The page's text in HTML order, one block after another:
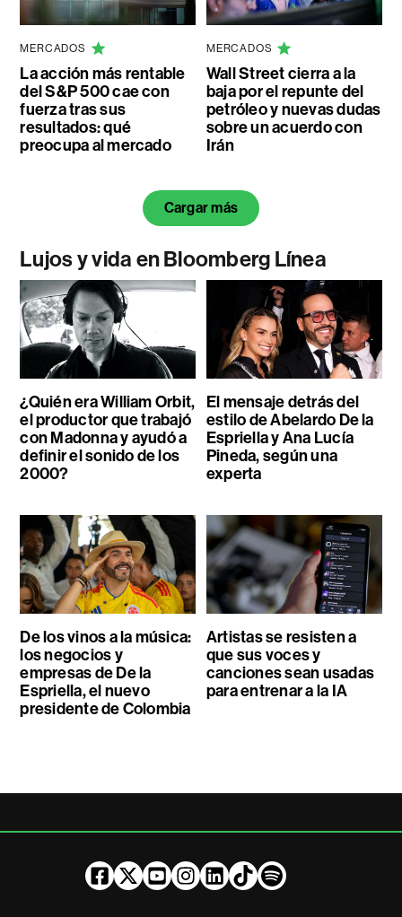
MERCADOS
La acción más rentable
del S&P 500 cae con
fuerza tras sus
resultados: qué
preocupa al mercado
MERCADOS
Wall Street cierra a la
baja por el repunte del
petróleo y nuevas dudas
sobre un acuerdo con
Irán
Cargar más
Lujos y vida en Bloomberg Línea
¿Quién era William Orbit,
el productor que trabajó
con Madonna y ayudó a
definir el sonido de los
2000?
El mensaje detrás del
estilo de Abelardo De la
Espriella y Ana Lucía
Pineda, según una
experta
De los vinos a la música:
los negocios y
empresas de De la
Espriella, el nuevo
presidente de Colombia
Artistas se resisten a
que sus voces y
canciones sean usadas
para entrenar a la IA